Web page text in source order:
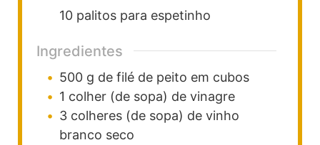
10 palitos para espetinho
Ingredientes
500 g de filé de peito em cubos
1 colher (de sopa) de vinagre
3 colheres (de sopa) de vinho
branco seco